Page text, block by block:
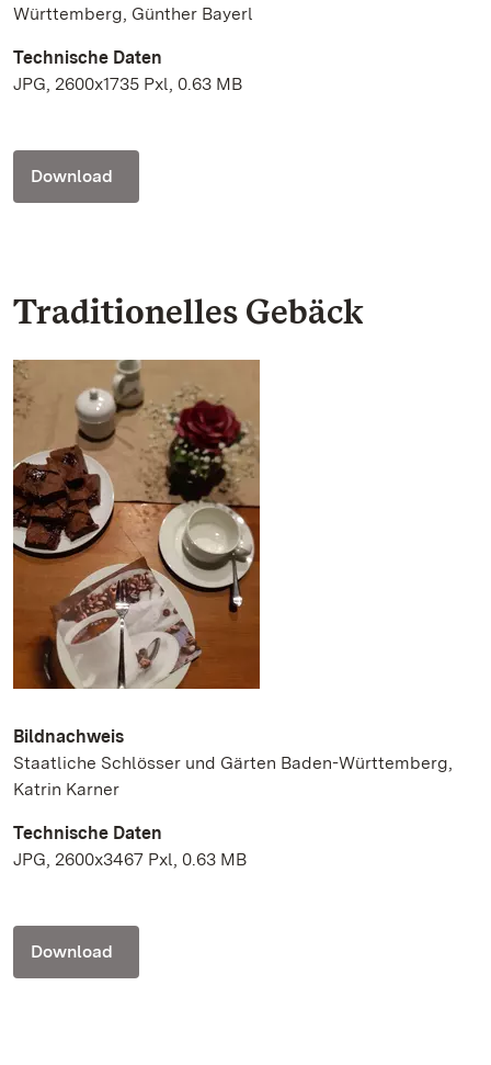
Württemberg, Günther Bayerl
Technische Daten
JPG, 2600x1735 Pxl, 0.63 MB
Download
Traditionelles Gebäck
Bildnachweis
Staatliche Schlösser und Gärten Baden-Württemberg,
Katrin Karner
Technische Daten
JPG, 2600x3467 Pxl, 0.63 MB
Download